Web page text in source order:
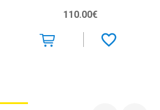
110.00€